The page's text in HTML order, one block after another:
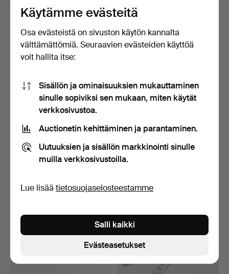
PERHOKELA. Svängsta,
"Record Standard", ha…
7 t 27 min
KAULARENGAS
LASIPASTALLA, hopeaa.
7 t 42 min
15 tarjousta
Käytämme evästeitä
Osa evästeistä on sivuston käytön kannalta
välttämättömiä. Seuraavien evästeiden käyttöä
voit hallita itse:
Sisällön ja ominaisuuksien mukauttaminen
sinulle sopiviksi sen mukaan, miten käytät
verkkosivustoa.
Auctionetin kehittäminen ja parantaminen.
Uutuuksien ja sisällön markkinointi sinulle
muilla verkkosivustoilla.
Lue lisää tietosuojaselosteestamme
Evästeasetukset
Salli kaikki